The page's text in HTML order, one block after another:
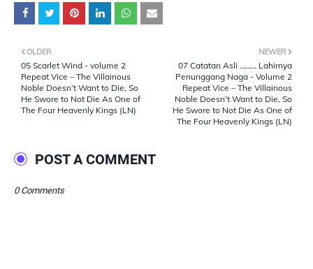
NEWER
07 Catatan Asli ……… Lahirnya
Penunggang Naga - Volume 2
Repeat Vice – The Villainous
Noble Doesn’t Want to Die, So
He Swore to Not Die As One of
The Four Heavenly Kings (LN)
OLDER
05 Scarlet Wind - volume 2
Repeat Vice – The Villainous
Noble Doesn’t Want to Die, So
He Swore to Not Die As One of
The Four Heavenly Kings (LN)
POST A COMMENT
0 Comments